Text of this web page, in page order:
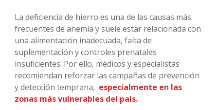
La deficiencia de hierro es una de las causas más
frecuentes de anemia y suele estar relacionada con
una alimentación inadecuada, falta de
suplementación y controles prenatales
insuficientes. Por ello, médicos y especialistas
recomiendan reforzar las campañas de prevención
y detección temprana, especialmente en las
zonas más vulnerables del país.